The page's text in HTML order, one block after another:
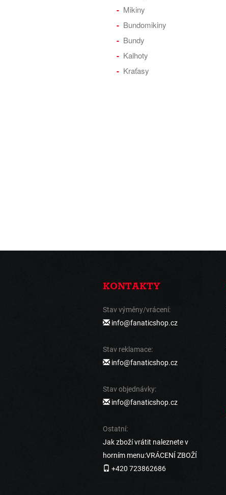
Mikiny
Bundomikiny
Bundy
Kalhoty
Kraťasy
KONTAKTY
Stav výměny/vrácení:
info@fanaticshop.cz
Stav reklamace:
info@fanaticshop.cz
Stav objednávky:
info@fanaticshop.cz
Ostatní:
Jak zboží vrátit naleznete v
horním menu:VRÁCENÍ ZBOŽÍ
+420 723862686